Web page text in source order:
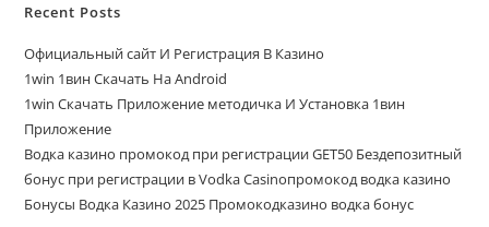
Recent Posts
Официальный сайт И Регистрация В Казино
1win 1вин Скачать На Android
1win Скачать Приложение методичка И Установка 1вин
Приложение
Водка казино промокод при регистрации GET50 Бездепозитный
бонус при регистрации в Vodka Casinoпромокод водка казино
Бонусы Водка Казино 2025 Промокодказино водка бонус